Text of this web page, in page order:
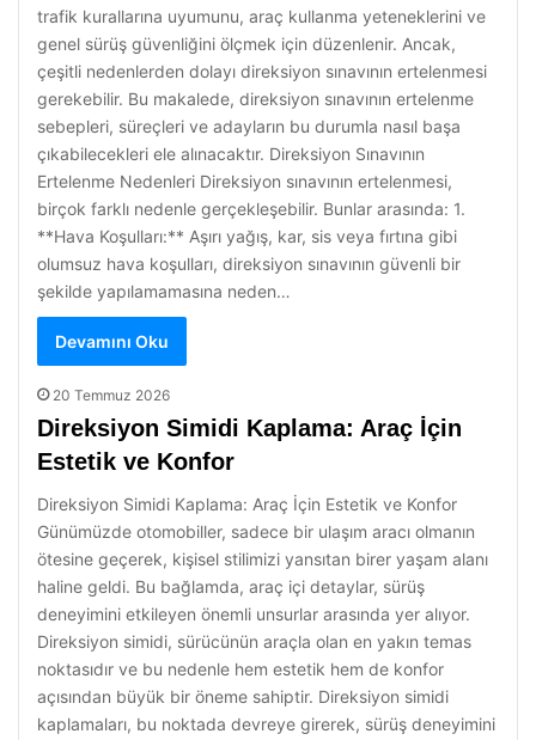
trafik kurallarına uyumunu, araç kullanma yeteneklerini ve
genel sürüş güvenliğini ölçmek için düzenlenir. Ancak,
çeşitli nedenlerden dolayı direksiyon sınavının ertelenmesi
gerekebilir. Bu makalede, direksiyon sınavının ertelenme
sebepleri, süreçleri ve adayların bu durumla nasıl başa
çıkabilecekleri ele alınacaktır. Direksiyon Sınavının
Ertelenme Nedenleri Direksiyon sınavının ertelenmesi,
birçok farklı nedenle gerçekleşebilir. Bunlar arasında: 1.
**Hava Koşulları:** Aşırı yağış, kar, sis veya fırtına gibi
olumsuz hava koşulları, direksiyon sınavının güvenli bir
şekilde yapılamamasına neden…
Devamını Oku
20 Temmuz 2026
Direksiyon Simidi Kaplama: Araç İçin
Estetik ve Konfor
Direksiyon Simidi Kaplama: Araç İçin Estetik ve Konfor
Günümüzde otomobiller, sadece bir ulaşım aracı olmanın
ötesine geçerek, kişisel stilimizi yansıtan birer yaşam alanı
haline geldi. Bu bağlamda, araç içi detaylar, sürüş
deneyimini etkileyen önemli unsurlar arasında yer alıyor.
Direksiyon simidi, sürücünün araçla olan en yakın temas
noktasıdır ve bu nedenle hem estetik hem de konfor
açısından büyük bir öneme sahiptir. Direksiyon simidi
kaplamaları, bu noktada devreye girerek, sürüş deneyimini